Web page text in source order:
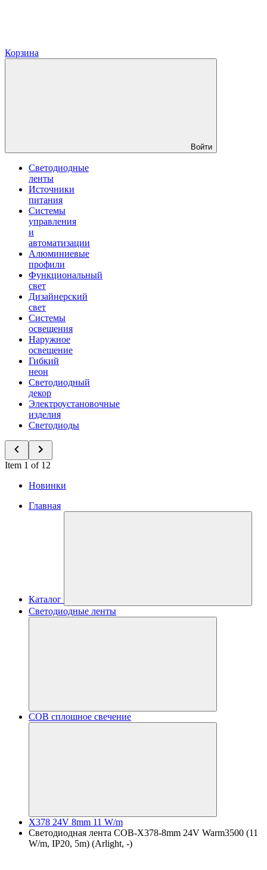
Корзина
Войти
Светодиодные
ленты
Источники
питания
Системы
управления
и
автоматизации
Алюминиевые
профили
Функциональный
свет
Дизайнерский
свет
Системы
освещения
Наружное
освещение
Гибкий
неон
Светодиодный
декор
Электроустановочные
изделия
Светодиоды
Item 1 of 12
Новинки
Главная
Каталог
Светодиодные ленты
COB сплошное свечение
X378 24V 8mm 11 W/m
Светодиодная лента COB-X378-8mm 24V Warm3500 (11
W/m, IP20, 5m) (Arlight, -)